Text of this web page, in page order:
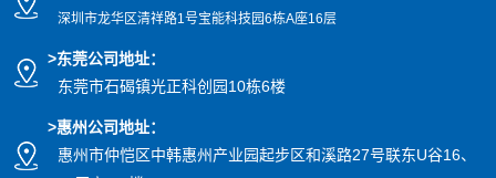
深圳市龙华区清祥路1号宝能科技园6栋A座16层
>东莞公司地址：
东莞市石碣镇光正科创园10栋6楼
>惠州公司地址：
惠州市仲恺区中韩惠州产业园起步区和溪路27号联东U谷16、